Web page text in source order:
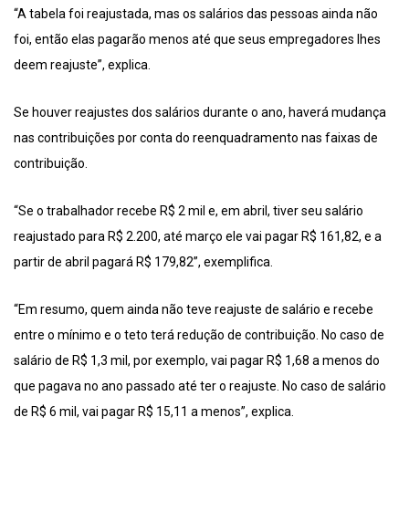
“A tabela foi reajustada, mas os salários das pessoas ainda não
foi, então elas pagarão menos até que seus empregadores lhes
deem reajuste”, explica.
Se houver reajustes dos salários durante o ano, haverá mudança
nas contribuições por conta do reenquadramento nas faixas de
contribuição.
“Se o trabalhador recebe R$ 2 mil e, em abril, tiver seu salário
reajustado para R$ 2.200, até março ele vai pagar R$ 161,82, e a
partir de abril pagará R$ 179,82”, exemplifica.
“Em resumo, quem ainda não teve reajuste de salário e recebe
entre o mínimo e o teto terá redução de contribuição. No caso de
salário de R$ 1,3 mil, por exemplo, vai pagar R$ 1,68 a menos do
que pagava no ano passado até ter o reajuste. No caso de salário
de R$ 6 mil, vai pagar R$ 15,11 a menos”, explica.